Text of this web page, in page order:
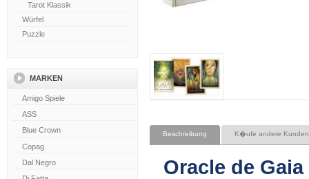
Tarot Klassik
Würfel
Puzzle
MARKEN
Beschreibung K�ufe andere Kunden
Oracle de Gaia